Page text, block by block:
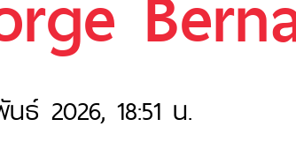
ธ์ 2026, 18:51 น.